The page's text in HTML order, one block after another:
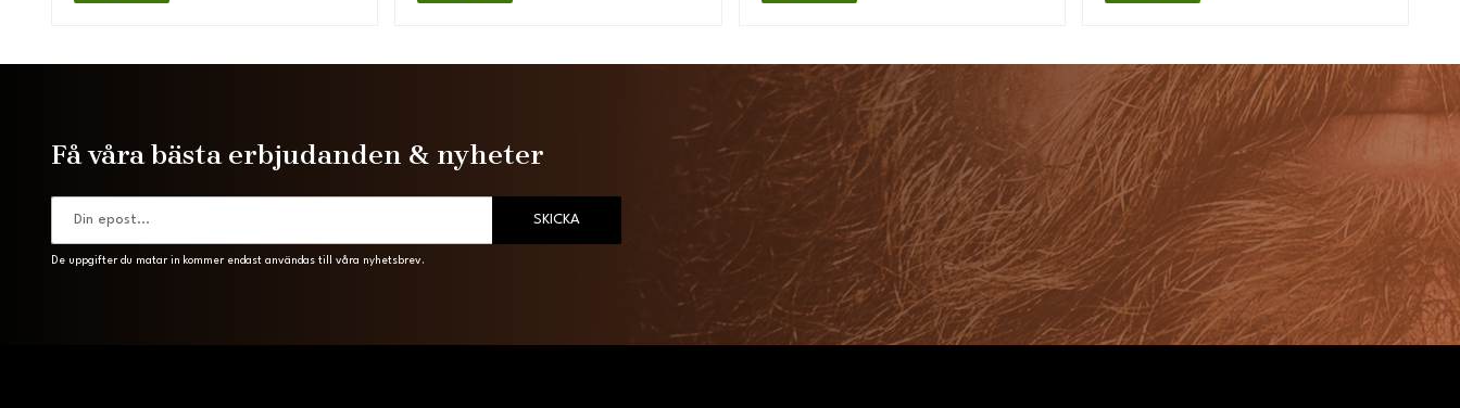
Få våra bästa erbjudanden & nyheter
SKICKA
De uppgifter du matar in kommer endast användas till våra nyhetsbrev.